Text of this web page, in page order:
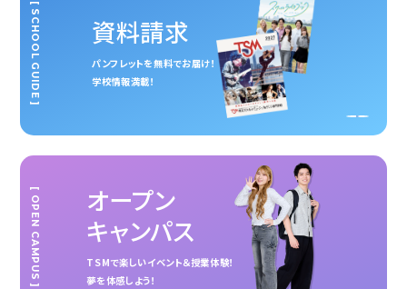
資料請求
パンフレットを無料でお届け！
学校情報満載！
[ SCHOOL GUIDE ]
オープン
キャンパス
TSMで楽しいイベント＆授業体験！
夢を体感しよう！
[ OPEN CAMPUS ]